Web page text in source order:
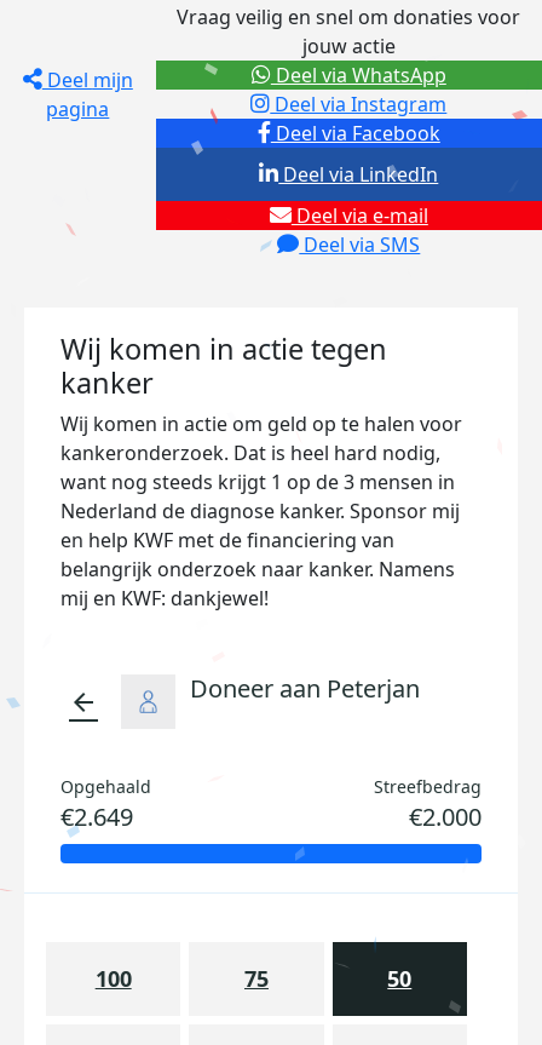
Deel mijn
pagina
Vraag veilig en snel om donaties voor
jouw actie
Deel via Facebook
Deel via Instagram
Deel via e-mail
Deel via SMS
Deel via LinkedIn
Deel via WhatsApp
Wij komen in actie tegen
kanker
Wij komen in actie om geld op te halen voor
kankeronderzoek. Dat is heel hard nodig,
want nog steeds krijgt 1 op de 3 mensen in
Nederland de diagnose kanker. Sponsor mij
en help KWF met de financiering van
belangrijk onderzoek naar kanker. Namens
mij en KWF: dankjewel!
arrow_back Doneer aan Peterjan
Opgehaald
€2.649
Streefbedrag
€2.000
100 75 50